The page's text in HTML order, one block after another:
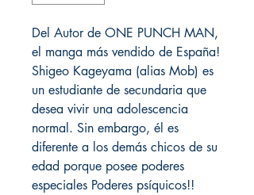
Del Autor de ONE PUNCH MAN,
el manga más vendido de España!
Shigeo Kageyama (alias Mob) es
un estudiante de secundaria que
desea vivir una adolescencia
normal. Sin embargo, él es
diferente a los demás chicos de su
edad porque posee poderes
especiales Poderes psíquicos!!